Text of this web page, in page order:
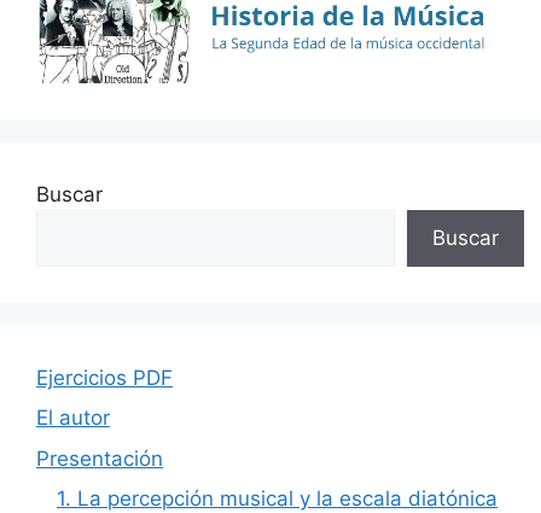
Buscar
Buscar
Ejercicios PDF
El autor
Presentación
1. La percepción musical y la escala diatónica